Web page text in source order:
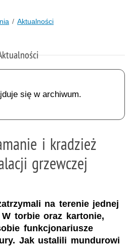
Aktualności
się w archiwum.
i kradzież
grzewczej
na terenie jednej
torbie oraz kartonie,
funkcjonariusze
Jak ustalili mundurowi